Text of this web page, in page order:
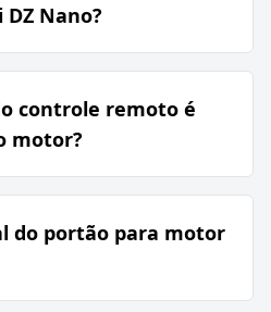
Nano?
controle remoto é
motor?
do portão para motor